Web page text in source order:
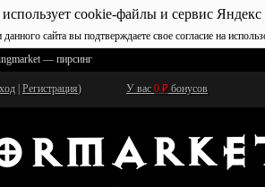
использует cookie-файлы и сервис
сайта вы подтверждаете свое согласие на
— пирсинг
Регистрация) У вас 0 ₽ бонусов